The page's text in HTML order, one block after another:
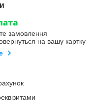
замовлення
на вашу картку